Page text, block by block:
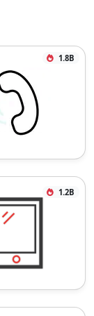
1.8B
1.2B